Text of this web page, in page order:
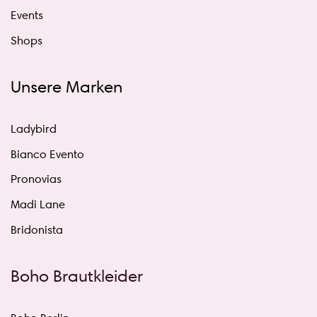
Events
Shops
Unsere Marken
Ladybird
Bianco Evento
Pronovias
Madi Lane
Bridonista
Boho Brautkleider